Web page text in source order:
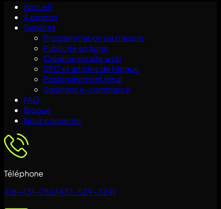
Accueil
À propos
Services
Programmation sur mesure
Publicité en ligne
Création de site web
SEO et articles de blogue
Positionnement local
Solutions e-commerce
FAQ
Blogue
Nous contacter
Téléphone
418-431-7824437-529-3241